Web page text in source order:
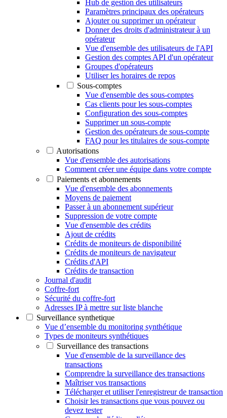
Hub de gestion des utilisateurs
Paramètres principaux des opérateurs
Ajouter ou supprimer un opérateur
Donner des droits d'administrateur à un
opérateur
Vue d'ensemble des utilisateurs de l'API
Gestion des comptes API d'un opérateur
Groupes d'opérateurs
Utiliser les horaires de repos
Sous-comptes
Vue d'ensemble des sous-comptes
Cas clients pour les sous-comptes
Configuration des sous-comptes
Supprimer un sous-compte
Gestion des opérateurs de sous-compte
FAQ pour les titulaires de sous-compte
Autorisations
Vue d'ensemble des autorisations
Comment créer une équipe dans votre compte
Paiements et abonnements
Vue d'ensemble des abonnements
Moyens de paiement
Passer à un abonnement supérieur
Suppression de votre compte
Vue d'ensemble des crédits
Ajout de crédits
Crédits de moniteurs de disponibilité
Crédits de moniteurs de navigateur
Crédits d'API
Crédits de transaction
Journal d'audit
Coffre-fort
Sécurité du coffre-fort
Adresses IP à mettre sur liste blanche
Surveillance synthetique
Vue d’ensemble du monitoring synthétique
Types de moniteurs synthétiques
Surveillance des transactions
Vue d'ensemble de la surveillance des
transactions
Comprendre la surveillance des transactions
Maîtriser vos transactions
Télécharger et utiliser l'enregistreur de transaction
Choisir les transactions que vous pouvez ou
devez tester